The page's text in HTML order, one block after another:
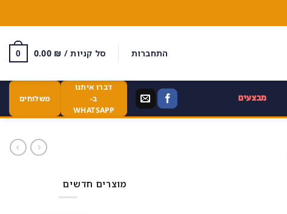
התחברות סל קניות / 0.00 ₪
0
מבצעים
דברו איתנו
ב-
WHATSAPP
משלוחים
מוצרים חדשים